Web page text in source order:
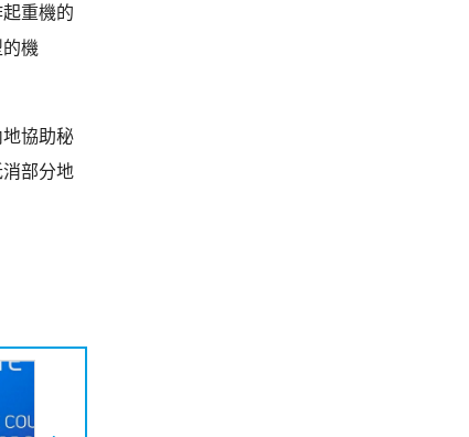
重機的
機
協助秘
部分地